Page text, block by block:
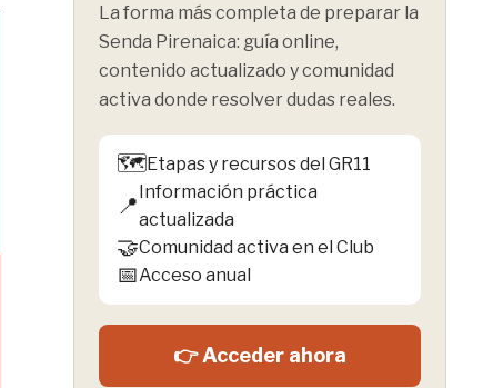
La forma más completa de preparar la
Senda Pirenaica: guía online,
contenido actualizado y comunidad
activa donde resolver dudas reales.
🗺️Etapas y recursos del GR11
📍
Información práctica
actualizada
🤝Comunidad activa en el Club
📅Acceso anual
👉 Acceder ahora